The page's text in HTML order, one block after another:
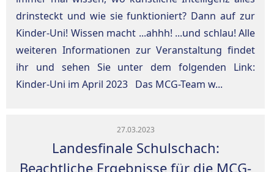
drinsteckt und wie sie funktioniert? Dann auf zur
Kinder-Uni! Wissen macht ...ahhh! ...und schlau! Alle
weiteren Informationen zur Veranstaltung findet
ihr und sehen Sie unter dem folgenden Link:
Kinder-Uni im April 2023 Das MCG-Team w...
27.03.2023
Landesfinale Schulschach:
Beachtliche Ergebnisse für die MCG-